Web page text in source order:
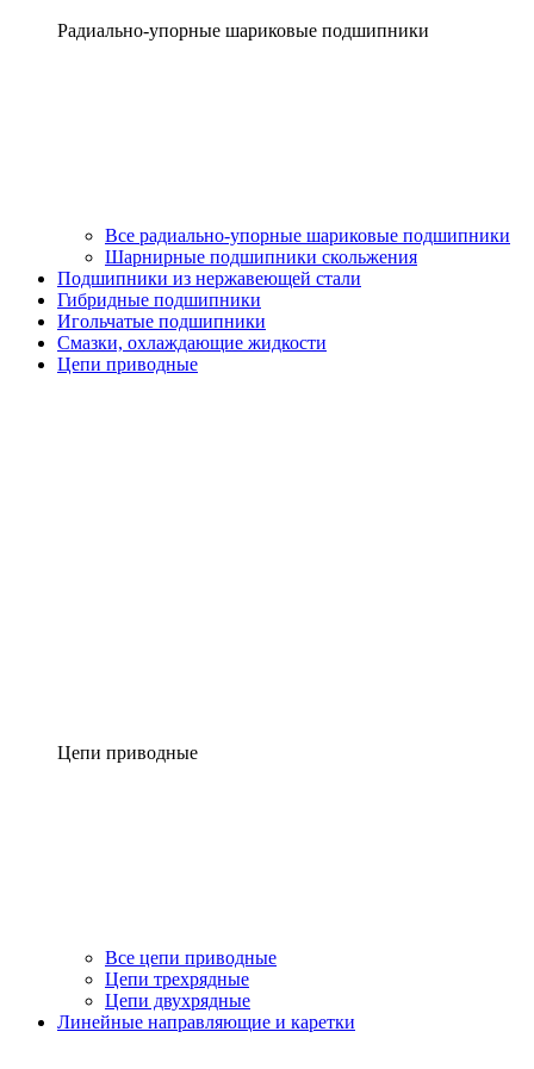
Радиально-упорные шариковые подшипники
Все радиально-упорные шариковые подшипники
Шарнирные подшипники скольжения
Подшипники из нержавеющей стали
Гибридные подшипники
Игольчатые подшипники
Смазки, охлаждающие жидкости
Цепи приводные
Цепи приводные
Все цепи приводные
Цепи трехрядные
Цепи двухрядные
Линейные направляющие и каретки